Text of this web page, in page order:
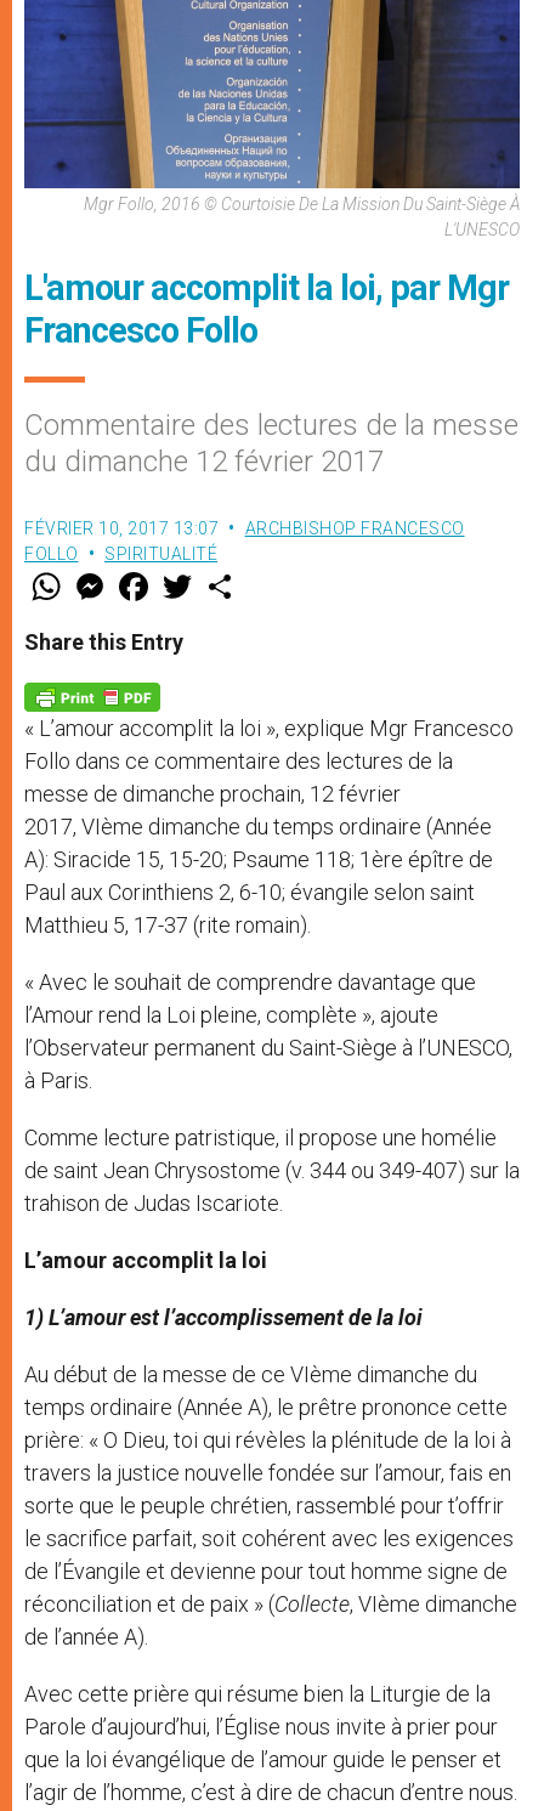
Mgr Follo, 2016 © Courtoisie De La Mission Du Saint-Siège À
L'UNESCO
L'amour accomplit la loi, par Mgr
Francesco Follo
Commentaire des lectures de la messe
du dimanche 12 février 2017
FÉVRIER 10, 2017 13:07
ARCHBISHOP FRANCESCO
FOLLO
SPIRITUALITÉ
W
t
s
p
p
M
e
s
e
g
e
r
F
a
e
b
o
k
w
Share this Entry
« L’amour accomplit la loi », explique Mgr Francesco
Follo dans ce commentaire des lectures de la
messe de dimanche prochain, 12 février
2017, VIème dimanche du temps ordinaire (Année
A): Siracide 15, 15-20; Psaume 118; 1ère épître de
Paul aux Corinthiens 2, 6-10; évangile selon saint
Matthieu 5, 17-37 (rite romain).
« Avec le souhait de comprendre davantage que
l’Amour rend la Loi pleine, complète », ajoute
l’Observateur permanent du Saint-Siège à l’UNESCO,
à Paris.
Comme lecture patristique, il propose une homélie
de saint Jean Chrysostome (v. 344 ou 349-407) sur la
trahison de Judas Iscariote.
L’amour accomplit la loi
1) L’amour est l’accomplissement de la loi
Au début de la messe de ce VIème dimanche du
temps ordinaire (Année A), le prêtre prononce cette
prière: « O Dieu, toi qui révèles la plénitude de la loi à
travers la justice nouvelle fondée sur l’amour, fais en
sorte que le peuple chrétien, rassemblé pour t’offrir
le sacrifice parfait, soit cohérent avec les exigences
de l’Évangile et devienne pour tout homme signe de
réconciliation et de paix » (Collecte, VIème dimanche
de l’année A).
Avec cette prière qui résume bien la Liturgie de la
Parole d’aujourd’hui, l’Église nous invite à prier pour
que la loi évangélique de l’amour guide le penser et
l’agir de l’homme, c’est à dire de chacun d’entre nous.